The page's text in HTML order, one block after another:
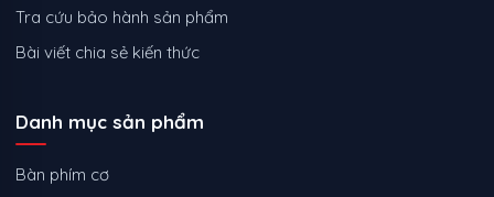
Tra cứu bảo hành sản phẩm
Bài viết chia sẻ kiến thức
Danh mục sản phẩm
Bàn phím cơ